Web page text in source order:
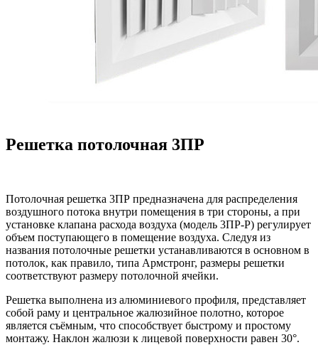
Решетка потолочная 3ПР
Потолочная решетка 3ПР предназначена для распределения
воздушного потока внутри помещения в три стороны, а при
установке клапана расхода воздуха (модель 3ПР-Р) регулирует
объем поступающего в помещение воздуха. Следуя из
названия потолочные решетки устанавливаются в основном в
потолок, как правило, типа Армстронг, размеры решетки
соответствуют размеру потолочной ячейки.
Решетка выполнена из алюминиевого профиля, представляет
собой раму и центральное жалюзийное полотно, которое
является съёмным, что способствует быстрому и простому
монтажу. Наклон жалюзи к лицевой поверхности равен 30°.